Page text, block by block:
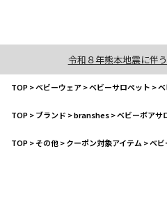
令和８年熊本地震に伴
TOP>ベビーウェア>ベビーサロペット >
TOP>ブランド >branshes>ベビーボアサ
TOP>その他>クーポン対象アイテム >ベビ